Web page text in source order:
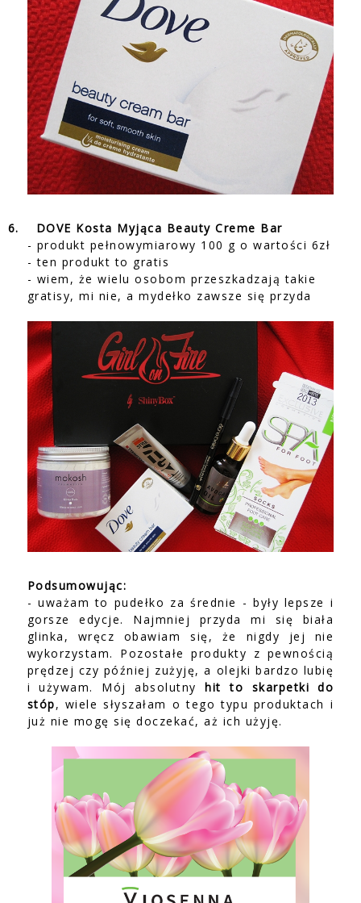
6.
DOVE Kosta Myjąca Beauty Creme Bar
- produkt pełnowymiarowy 100 g o wartości 6zł
- ten produkt to gratis
- wiem, że wielu osobom przeszkadzają takie
gratisy, mi nie, a mydełko zawsze się przyda
Podsumowując:
- uważam to pudełko za średnie - były lepsze i
gorsze edycje. Najmniej przyda mi się biała
glinka, wręcz obawiam się, że nigdy jej nie
wykorzystam. Pozostałe produkty z pewnością
prędzej czy później zużyję, a olejki bardzo lubię
i używam. Mój absolutnyhit to skarpetki do
stóp, wiele słyszałam o tego typu produktach i
już nie mogę się doczekać, aż ich użyję.